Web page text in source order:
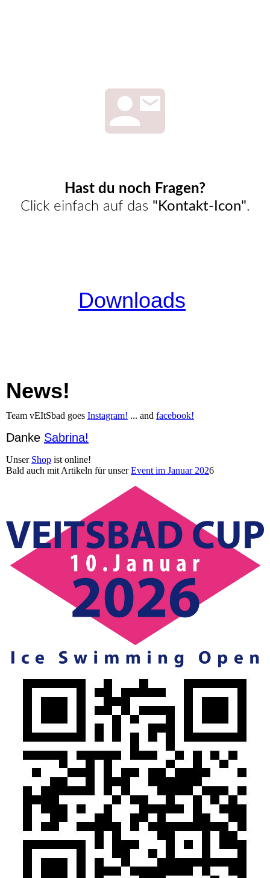
Hast du noch Fragen?
Click einfach auf das "Kontakt-Icon".
Downloads
News!
Team vEItSbad goes Instagram! ... and facebook!
Danke Sabrina!
Unser Shop ist online!
Bald auch mit Artikeln für unserEvent im Januar 2026